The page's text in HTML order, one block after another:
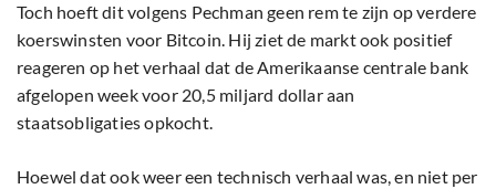
Toch hoeft dit volgens Pechman geen rem te zijn op verdere
koerswinsten voor Bitcoin. Hij ziet de markt ook positief
reageren op het verhaal dat de Amerikaanse centrale bank
afgelopen week voor 20,5 miljard dollar aan
staatsobligaties opkocht.
Hoewel dat ook weer een technisch verhaal was, en niet per